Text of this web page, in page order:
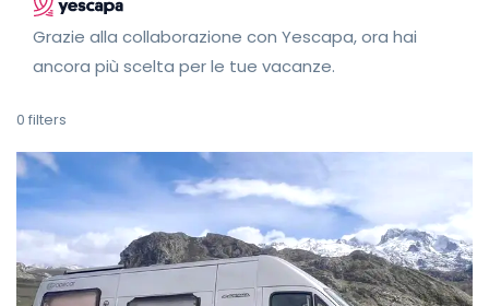
Grazie alla collaborazione con Yescapa, ora hai
ancora più scelta per le tue vacanze.
0 filters